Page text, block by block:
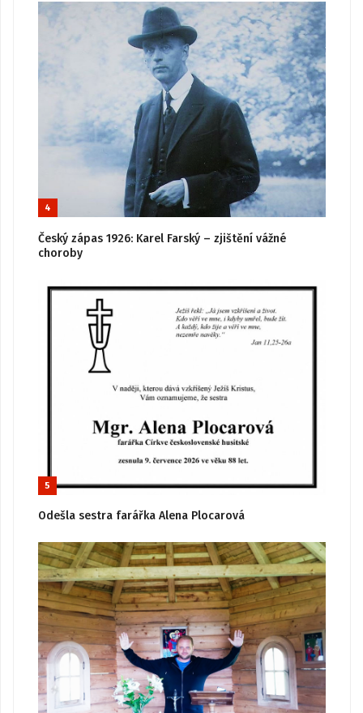
4
Český zápas 1926: Karel Farský – zjištění vážné
choroby
5
Odešla sestra farářka Alena Plocarová